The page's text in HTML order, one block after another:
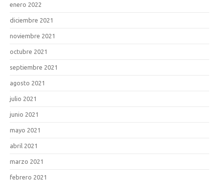
enero 2022
diciembre 2021
noviembre 2021
octubre 2021
septiembre 2021
agosto 2021
julio 2021
junio 2021
mayo 2021
abril 2021
marzo 2021
febrero 2021